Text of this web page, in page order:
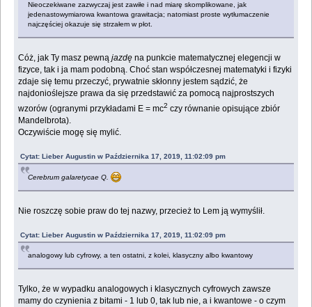
Nieoczekiwane zazwyczaj jest zawiłe i nad miarę skomplikowane, jak
jedenastowymiarowa kwantowa grawitacja; natomiast proste wytłumaczenie
najczęściej okazuje się strzałem w płot.
Cóż, jak Ty masz pewnąjazdę na punkcie matematycznej elegencji w
fizyce, tak i ja mam podobną. Choć stan współczesnej matematyki i fizyki
zdaje się temu przeczyć, prywatnie skłonny jestem sądzić, że
najdonioślejsze prawa da się przedstawić za pomocą najprostszych
wzorów (ogranymi przykładami E = mc2 czy równanie opisujące zbiór
Mandelbrota).
Oczywiście mogę się mylić.
Cytat: Lieber Augustin w Października 17, 2019, 11:02:09 pm
Cerebrum galaretycae Q.
Nie roszczę sobie praw do tej nazwy, przecież to Lem ją wymyślił.
Cytat: Lieber Augustin w Października 17, 2019, 11:02:09 pm
analogowy lub cyfrowy, a ten ostatni, z kolei, klasyczny albo kwantowy
Tylko, że w wypadku analogowych i klasycznych cyfrowych zawsze
mamy do czynienia z bitami - 1 lub 0, tak lub nie, a i kwantowe - o czym